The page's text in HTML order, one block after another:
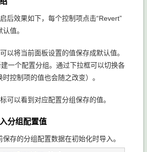
后效果如下，每个控制项点击“Revert”
值。
可以将当前面板设置的值保存成默认值。
建一个配置分组。通过下拉框可以切换各
控制项的值也会随之改变）。
可以看到对应配置分组保存的值。
分组配置值
存的分组配置数据在初始化时导入。